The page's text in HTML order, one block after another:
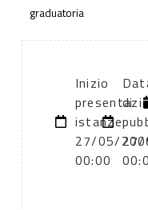
graduatoria
Inizio
istanze:
27/05/
00:00
di
27/